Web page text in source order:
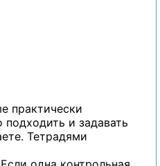
практически
и задавать
Тетрадями